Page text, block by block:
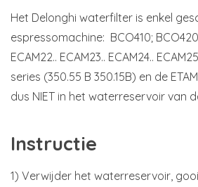
Het Delonghi waterfilter is enkel
espressomachine: BCO410; BCO420
ECAM22.. ECAM23.. ECAM24..
series (350.55 B 350.15B) en de
dus NIET in het waterreservoir van
Instructie
1) Verwijder het waterreservoir,